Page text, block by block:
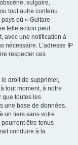
vulgaire,
tout autre contenu
où « Guitare
telle action peut
avec une notification à
nécessaire. L’adresse IP
respecter ces
droit de supprimer,
tout moment, à notre
que toutes les
une base de données.
un tiers sans votre
être tenus
conduire à la